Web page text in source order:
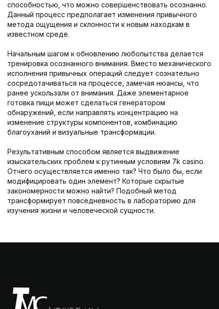
способностью, что можно совершенствовать осознанно.
Данный процесс предполагает изменения привычного
метода ощущения и склонности к новым находкам в
известном среде.
Начальным шагом к обновлению любопытства делается
тренировка осознанного внимания. Вместо механического
исполнения привычных операций следует сознательно
сосредотачиваться на процессе, замечая нюансы, что
ранее ускользали от внимания. Даже элементарное
готовка пищи может сделаться генератором
обнаружений, если направлять концентрацию на
изменение структуры компонентов, комбинацию
благоуханий и визуальные трансформации.
Результативным способом является выдвижение
изыскательских проблем к рутинным условиям 7k casino.
Отчего осуществляется именно так? Что было бы, если
модифицировать один элемент? Которые скрытые
закономерности можно найти? Подобный метод
трансформирует повседневность в лабораторию для
изучения жизни и человеческой сущности.